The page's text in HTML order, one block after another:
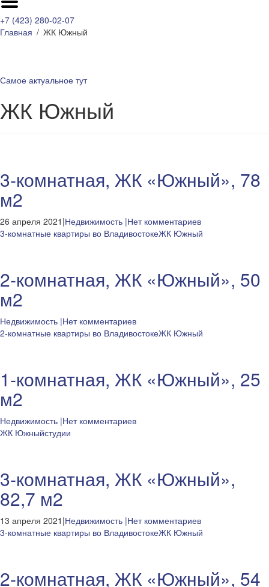
+7 (423) 280-02-07
Главная
ЖК Южный
Самое актуальное тут
ЖК Южный
3-комнатная, ЖК «Южный», 78
м2
26 апреля 2021|Недвижимость |Нет комментариев
3-комнатные квартиры во ВладивостокеЖК Южный
2-комнатная, ЖК «Южный», 50
м2
Недвижимость |Нет комментариев
2-комнатные квартиры во ВладивостокеЖК Южный
1-комнатная, ЖК «Южный», 25
м2
Недвижимость |Нет комментариев
ЖК Южныйстудии
3-комнатная, ЖК «Южный»,
82,7 м2
13 апреля 2021|Недвижимость |Нет комментариев
3-комнатные квартиры во ВладивостокеЖК Южный
2-комнатная, ЖК «Южный», 54